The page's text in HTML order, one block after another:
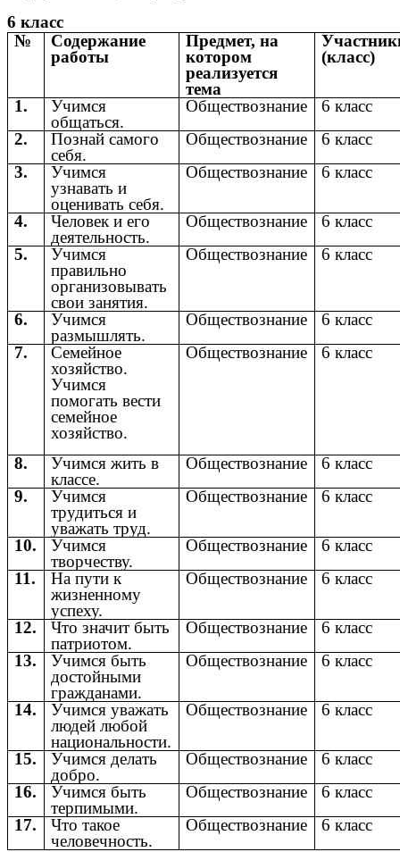
6 класс
№
Содержание
работы
Предмет, на
котором
реализуется
тема
(класс)
1.
Учимся
общаться.
Обществознание
6 класс
2.
Познай самого
себя.
Обществознание
6 класс
3.
Учимся
узнавать и
оценивать себя.
Обществознание 6 класс
4.
Человек и его
деятельность.
Обществознание
6 класс
5.
Учимся
правильно
организовывать
свои занятия.
Обществознание 6 класс
6.
Учимся
размышлять.
Обществознание
6 класс
7.
Семейное
хозяйство.
Учимся
помогать вести
семейное
хозяйство.
Обществознание 6 класс
8.
Учимся жить в
классе.
Обществознание
6 класс
9.
Учимся
трудиться и
уважать труд.
Обществознание 6 класс
10.
Учимся
творчеству.
Обществознание
6 класс
11.
На пути к
жизненному
успеху.
Обществознание 6 класс
12.
Что значит быть
патриотом.
Обществознание
6 класс
13.
Учимся быть
достойными
гражданами.
Обществознание 6 класс
14.
Учимся уважать
людей любой
национальности.
Обществознание 6 класс
15.
Учимся делать
добро.
Обществознание
6 класс
16.
Учимся быть
терпимыми.
Обществознание
6 класс
17.
Что такое
человечность.
Обществознание 6 класс